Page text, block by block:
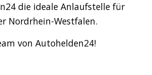
die ideale Anlaufstelle für
Nordrhein-Westfalen.
von Autohelden24!